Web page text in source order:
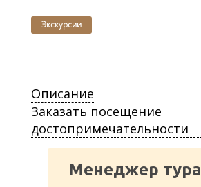
Экскурсии
Описание
Заказать посещение
достопримечательности
Менеджер тура